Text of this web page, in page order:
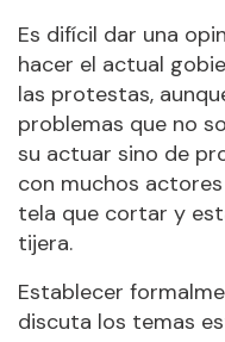
Es difícil dar una
hacer el actual
las protestas,
problemas que no
su actuar sino de
con muchos
tela que cortar y
tijera.
Establecer
discuta los temas